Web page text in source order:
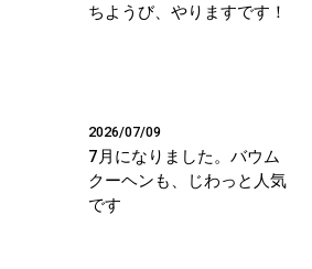
ちようび、やりますです！
2026/07/09
7月になりました。バウム
クーヘンも、じわっと人気
です